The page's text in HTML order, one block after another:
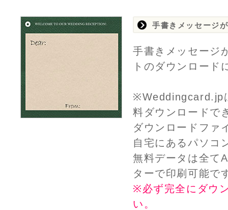
手書きメッセージ
手書きメッセージ
トのダウンロード
※Weddingcard.jp
料ダウンロードで
ダウンロードファ
自宅にあるパソコ
無料データは全て
ターで印刷可能で
※必ず完全にダウ
い。